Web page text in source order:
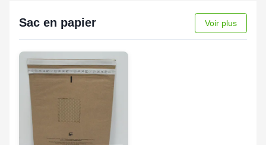
Sac en papier Voir plus